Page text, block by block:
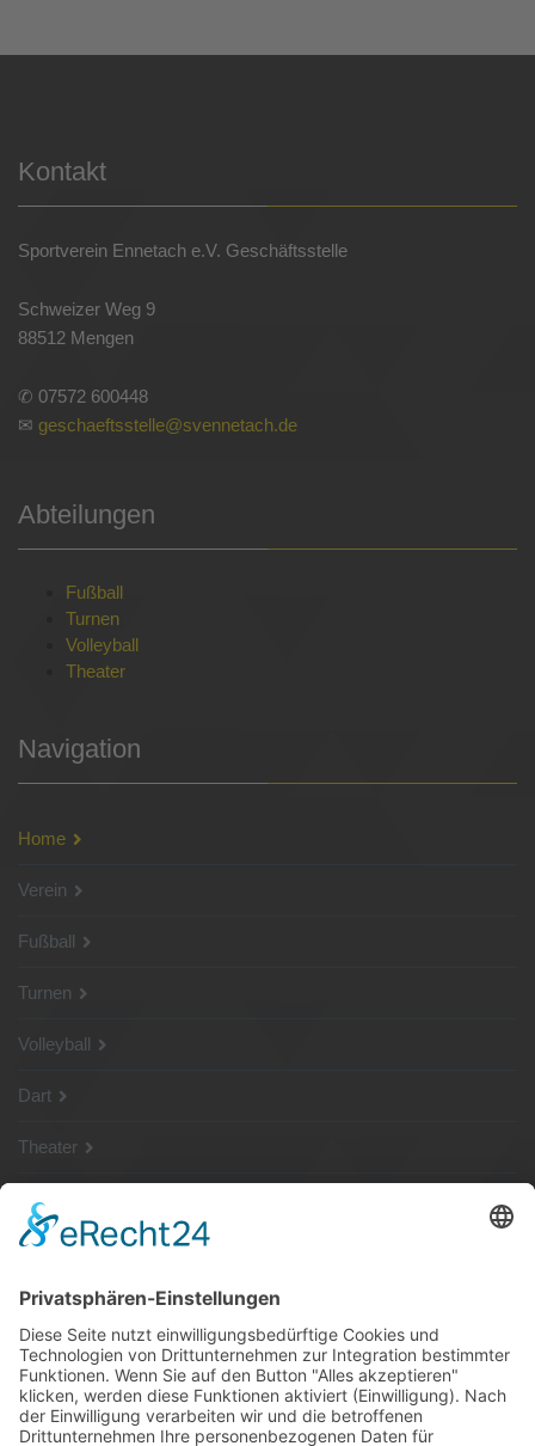
Kontakt
Sportverein Ennetach e.V. Geschäftsstelle
Schweizer Weg 9
88512 Mengen
✆ 07572 600448
✉ geschaeftsstelle@svennetach.de
Abteilungen
Fußball
Turnen
Volleyball
Theater
Navigation
Home
Verein
Fußball
Turnen
Volleyball
Dart
Theater
SG Shop
Sponsoren
Kontakt
Social Media